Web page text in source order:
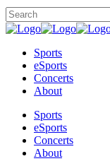
Sports
eSports
Concerts
About
Sports
eSports
Concerts
About